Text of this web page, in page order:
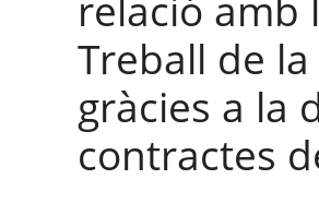
relació amb
Treball de
gràcies a la
contractes